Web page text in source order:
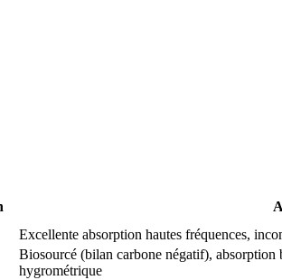
Excellente absorption hautes fréquences,
Biosourcé (bilan carbone négatif), absorption
hygrométrique